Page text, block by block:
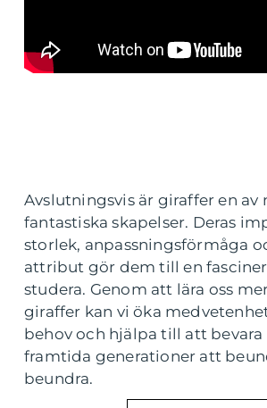
Avslutningsvis är giraffer en av
fantastiska skapelser. Deras
storlek, anpassningsförmåga
attribut gör dem till en
studera. Genom att lära oss
giraffer kan vi öka
behov och hjälpa till att
framtida generationer att
beundra.